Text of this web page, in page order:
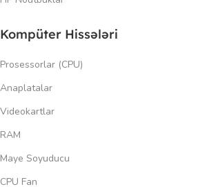
Kompüter Hissələri
Prosessorlar (CPU)
Anaplatalar
Videokartlar
RAM
Maye Soyuducu
CPU Fan